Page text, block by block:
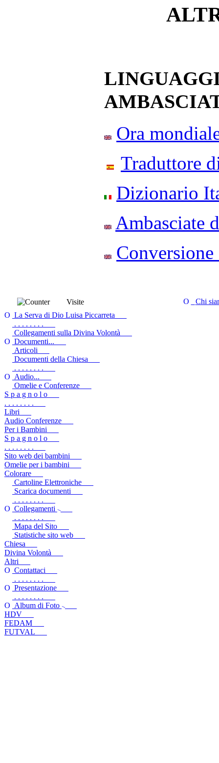
Ora
Traduttore
Dizionario
Ambasciate
Visite
Chi
La Serva di Dio Luisa Piccarreta
. . . . . . . .
Collegamenti sulla Divina Volontà
Documenti...
Articoli
Documenti della Chiesa
. . . . . . . .
Audio...
Omelie e Conferenze
S p a g n o l o
. . . . . . . .
Libri
Audio Conferenze
Per i Bambini
S p a g n o l o
. . . . . . . .
Sito web dei bambini
Omelie per i bambini
Colorare
Cartoline Elettroniche
Scarica documenti
. . . . . . . .
Collegamenti
. . . . . . . .
Mapa del Sito
Statistiche sito web
Chiesa
Divina Volontà
Altri
Contattaci
. . . . . . . .
Presentazione
. . . . . . . .
Album di Foto
HDV
FEDAM
FUTVAL